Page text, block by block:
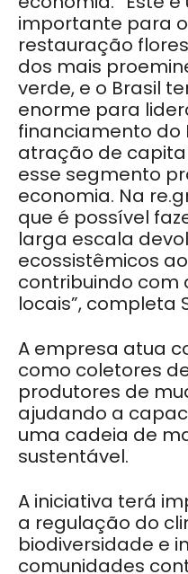
importante para
restauração
dos mais
verde, e o Brasil
enorme para
financiamento do
atração de
esse segmento
economia. Na
que é possível
larga escala
ecossistêmicos
contribuindo com
locais”, completa
A empresa atua
como coletores
produtores de
ajudando a
uma cadeia de
sustentável.
A iniciativa terá
a regulação do
biodiversidade e
comunidades